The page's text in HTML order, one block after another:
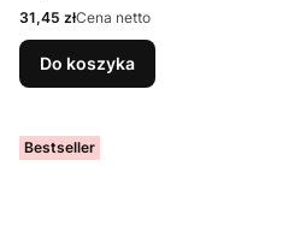
Cena
31,45 złCena netto
Do koszyka
Bestseller